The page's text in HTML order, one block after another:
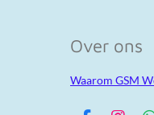
Over ons
Waarom GSM